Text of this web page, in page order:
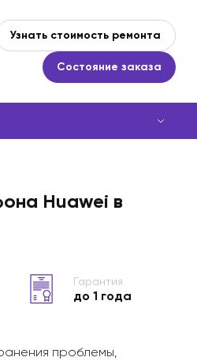
Узнать стоимость ремонта
Состояние заказа
Huawei в
Гарантия
до 1 года
проблемы,